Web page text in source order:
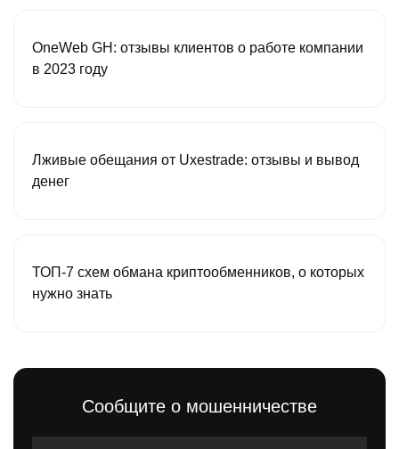
OneWeb GH: отзывы клиентов о работе компании
в 2023 году
Лживые обещания от Uxestrade: отзывы и вывод
денег
ТОП-7 схем обмана криптообменников, о которых
нужно знать
Сообщите о мошенничестве